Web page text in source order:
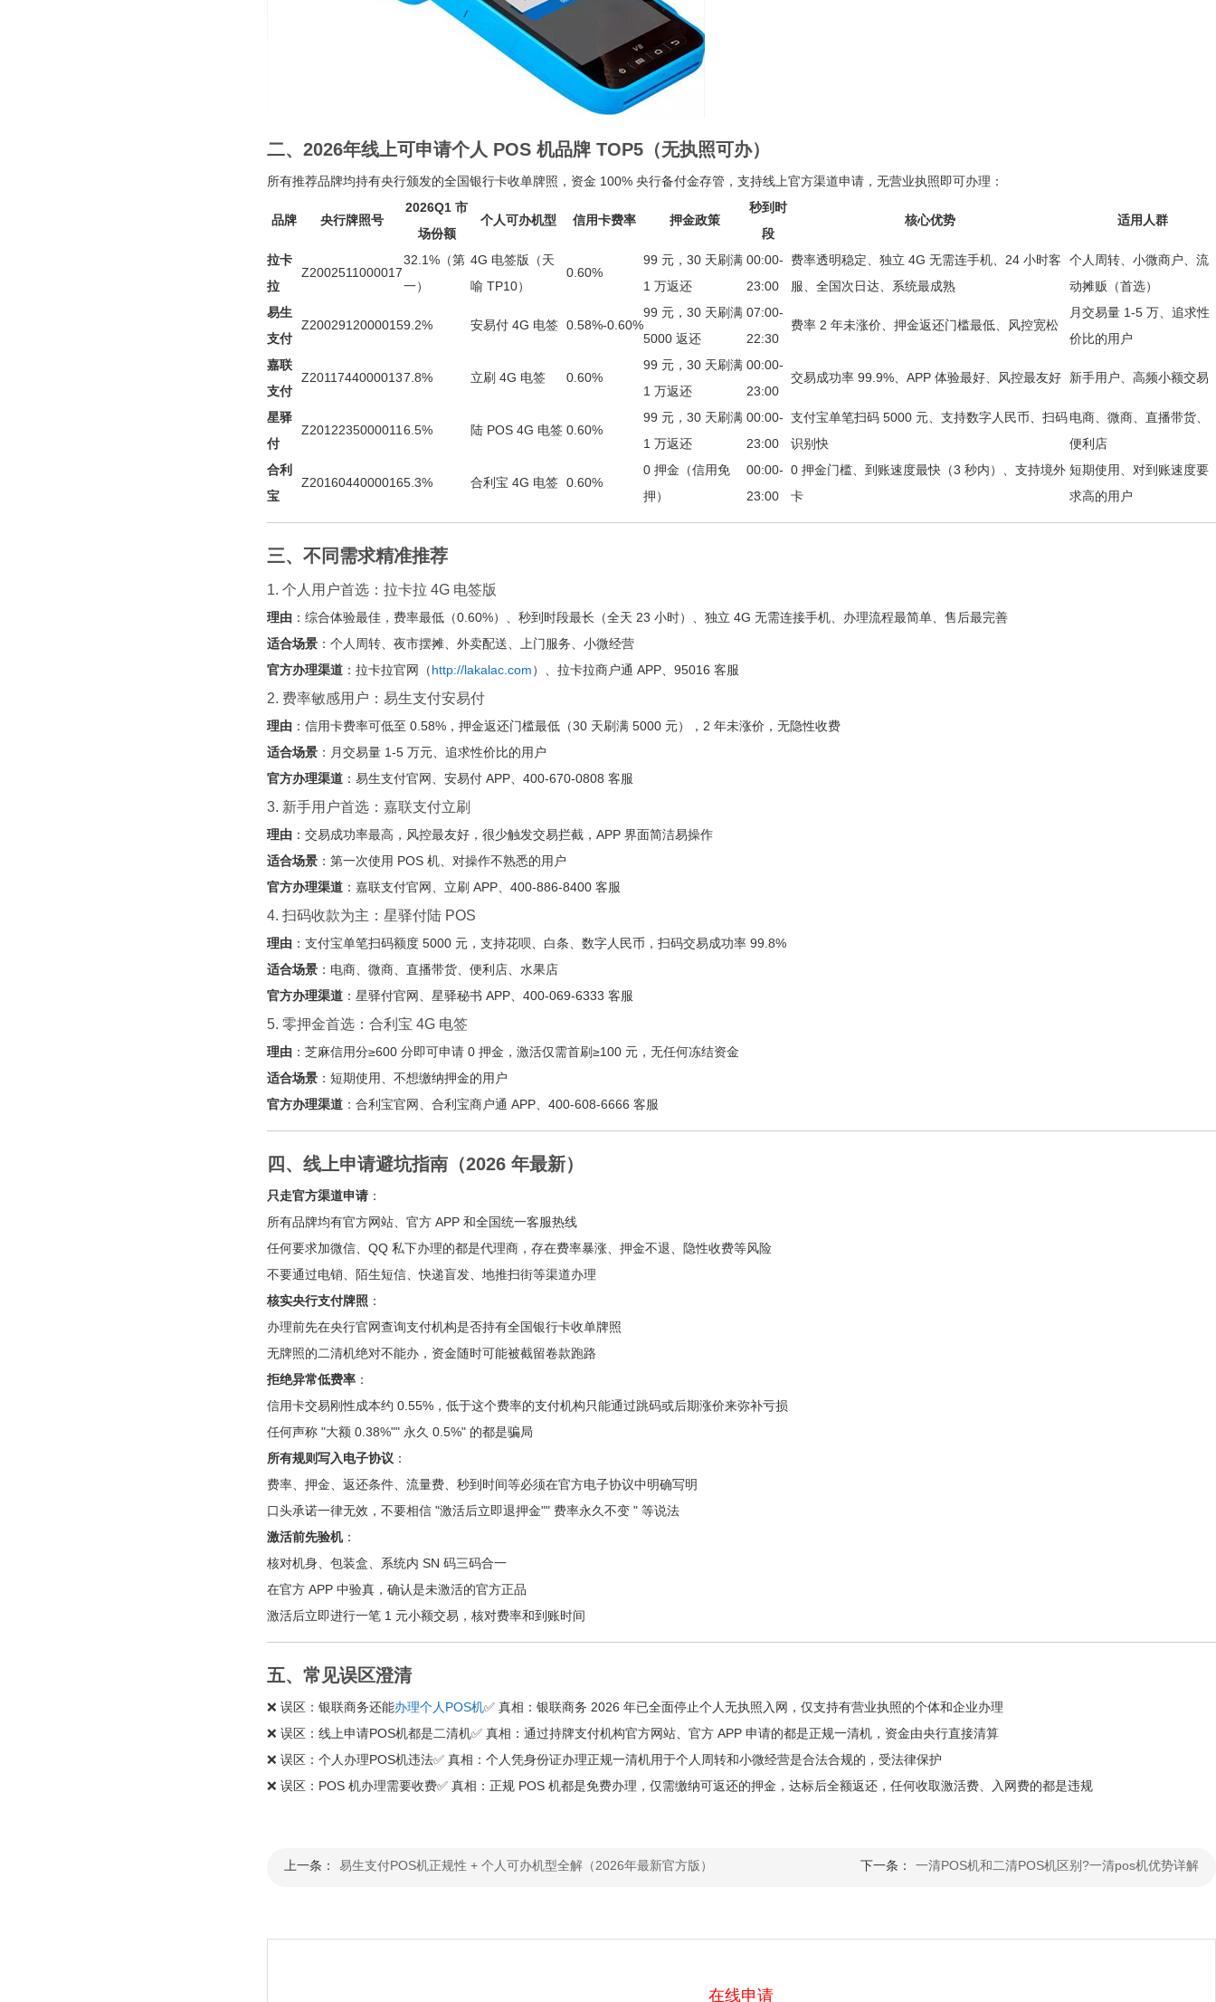
二、2026年线上可申请个人 POS 机品牌 TOP5（无执照可办）
所有推荐品牌均持有央行颁发的全国银行卡收单牌照，资金 100% 央行备付金存管，支持线上官方渠道申请，无营业执照即可办理：
品牌 央行牌照号
2026Q1 市
场份额
个人可办机型 信用卡费率 押金政策
秒到时
段
核心优势 适用人群
拉卡
拉
Z2002511000017
32.1%（第
一）
4G 电签版（天
喻 TP10）
0.60%
99 元，30 天刷满
1 万返还
00:00-
23:00
费率透明稳定、独立 4G 无需连手机、24 小时客
服、全国次日达、系统最成熟
个人周转、小微商户、流
动摊贩（首选）
易生
支付
Z20029120000159.2% 安易付 4G 电签 0.58%-0.60%
99 元，30 天刷满
5000 返还
07:00-
22:30
费率 2 年未涨价、押金返还门槛最低、风控宽松
月交易量 1-5 万、追求性
价比的用户
嘉联
支付
Z20117440000137.8% 立刷 4G 电签 0.60%
99 元，30 天刷满
1 万返还
00:00-
23:00
交易成功率 99.9%、APP 体验最好、风控最友好 新手用户、高频小额交易
星驿
付
Z2012235000011 6.5% 陆 POS 4G 电签 0.60%
99 元，30 天刷满
1 万返还
00:00-
23:00
支付宝单笔扫码 5000 元、支持数字人民币、扫码
识别快
电商、微商、直播带货、
便利店
合利
宝
Z20160440000165.3% 合利宝 4G 电签 0.60%
0 押金（信用免
押）
00:00-
23:00
0 押金门槛、到账速度最快（3 秒内）、支持境外
卡
短期使用、对到账速度要
求高的用户
三、不同需求精准推荐
1. 个人用户首选：拉卡拉 4G 电签版
理由：综合体验最佳，费率最低（0.60%）、秒到时段最长（全天 23 小时）、独立 4G 无需连接手机、办理流程最简单、售后最完善
适合场景：个人周转、夜市摆摊、外卖配送、上门服务、小微经营
官方办理渠道：拉卡拉官网（http://lakalac.com）、拉卡拉商户通 APP、95016 客服
2. 费率敏感用户：易生支付安易付
理由：信用卡费率可低至 0.58%，押金返还门槛最低（30 天刷满 5000 元），2 年未涨价，无隐性收费
适合场景：月交易量 1-5 万元、追求性价比的用户
官方办理渠道：易生支付官网、安易付 APP、400-670-0808 客服
3. 新手用户首选：嘉联支付立刷
理由：交易成功率最高，风控最友好，很少触发交易拦截，APP 界面简洁易操作
适合场景：第一次使用 POS 机、对操作不熟悉的用户
官方办理渠道：嘉联支付官网、立刷 APP、400-886-8400 客服
4. 扫码收款为主：星驿付陆 POS
理由：支付宝单笔扫码额度 5000 元，支持花呗、白条、数字人民币，扫码交易成功率 99.8%
适合场景：电商、微商、直播带货、便利店、水果店
官方办理渠道：星驿付官网、星驿秘书 APP、400-069-6333 客服
5. 零押金首选：合利宝 4G 电签
理由：芝麻信用分≥600 分即可申请 0 押金，激活仅需首刷≥100 元，无任何冻结资金
适合场景：短期使用、不想缴纳押金的用户
官方办理渠道：合利宝官网、合利宝商户通 APP、400-608-6666 客服
四、线上申请避坑指南（2026 年最新）
只走官方渠道申请：
所有品牌均有官方网站、官方 APP 和全国统一客服热线
任何要求加微信、QQ 私下办理的都是代理商，存在费率暴涨、押金不退、隐性收费等风险
不要通过电销、陌生短信、快递盲发、地推扫街等渠道办理
核实央行支付牌照 ：
办理前先在央行官网查询支付机构是否持有全国银行卡收单牌照
无牌照的二清机绝对不能办，资金随时可能被截留卷款跑路
拒绝异常低费率：
信用卡交易刚性成本约 0.55%，低于这个费率的支付机构只能通过跳码或后期涨价来弥补亏损
任何声称 "大额 0.38%"" 永久 0.5%" 的都是骗局
所有规则写入电子协议 ：
费率、押金、返还条件、流量费、秒到时间等必须在官方电子协议中明确写明
口头承诺一律无效，不要相信 "激活后立即退押金"" 费率永久不变 " 等说法
激活前先验机：
核对机身、包装盒、系统内 SN 码三码合一
在官方 APP 中验真，确认是未激活的官方正品
激活后立即进行一笔 1 元小额交易，核对费率和到账时间
五、常见误区澄清
❌ 误区：银联商务还能办理个人POS机✅ 真相：银联商务 2026 年已全面停止个人无执照入网，仅支持有营业执照的个体和企业办理
❌ 误区：线上申请POS机都是二清机✅ 真相：通过持牌支付机构官方网站、官方 APP 申请的都是正规一清机，资金由央行直接清算
❌ 误区：个人办理POS机违法✅ 真相：个人凭身份证办理正规一清机用于个人周转和小微经营是合法合规的，受法律保护
❌ 误区：POS 机办理需要收费✅ 真相：正规 POS 机都是免费办理，仅需缴纳可返还的押金，达标后全额返还，任何收取激活费、入网费的都是违规
上一条： 易生支付POS机正规性 + 个人可办机型全解（2026年最新官方版） 下一条： 一清POS机和二清POS机区别?一清pos机优势详解
在线申请